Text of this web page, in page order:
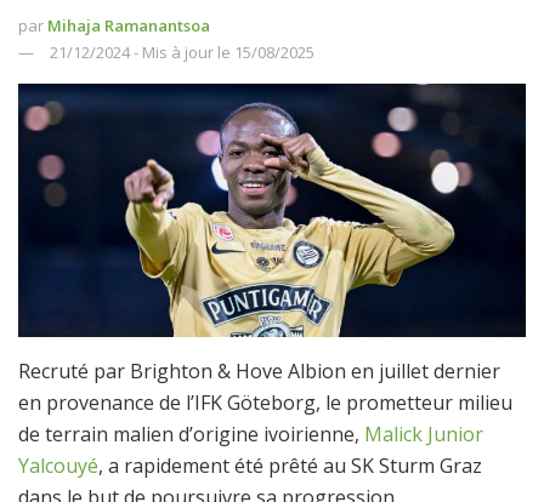
par Mihaja Ramanantsoa
21/12/2024 - Mis à jour le 15/08/2025
Recruté par Brighton & Hove Albion en juillet dernier
en provenance de l’IFK Göteborg, le prometteur milieu
de terrain malien d’origine ivoirienne, Malick Junior
Yalcouyé, a rapidement été prêté au SK Sturm Graz